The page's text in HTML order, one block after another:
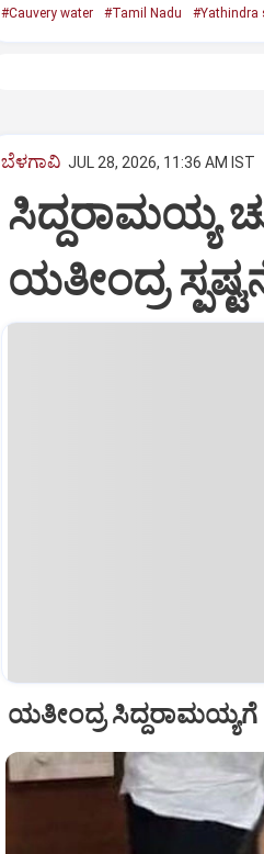
#Cauvery water #Tamil Nadu #Yathindra
ಬೆಳಗಾವಿ JUL 28, 2026, 11:36 AM IST
ಸಿದ್ದರಾಮಯ್ಯ
ಯತೀಂದ್ರ
ಯತೀಂದ್ರ